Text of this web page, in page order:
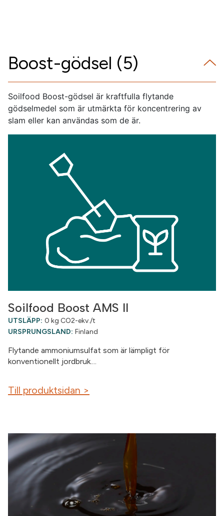
Boost-gödsel (5)
Soilfood Boost-gödsel är kraftfulla flytande
gödselmedel som är utmärkta för koncentrering av
slam eller kan användas som de är.
Soilfood Boost AMS II
UTSLÄPP: 0 kg CO2-ekv./t
URSPRUNGSLAND: Finland
Flytande ammoniumsulfat som är lämpligt för
konventionellt jordbruk....
Till produktsidan >